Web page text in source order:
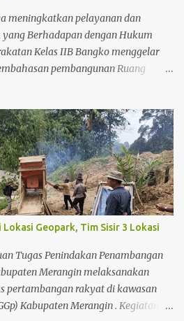
meningkatkan pelayanan dan
Berhadapan dengan Hukum
Kelas IIB Bangko menggelar
pembangunan Ruang
Pimpinan Daerah (Forkopimda)
di Kabupaten Merangin. Koordinasi
sinergitas antarinstansi dalam
fasilitas khusus bagi anak
Keberadaan ruang tahanan
guna memberikan pelayanan yang
proses pembinaan sesuai
undangan yang berlaku. Kegiatan
AKBP Kiki Firmansyah Effendi,
Letkol Inf Yakhya Wisnu Arianto,
Acep Sopian Sauri, S.H., M.H., K...
Lokasi Geopark, Tim Sisir 3 Lokasi
Tugas Penindakan Penambangan
Merangin melaksanakan
pertambangan rakyat di kawasan
Kabupaten Merangin . Kegiatan